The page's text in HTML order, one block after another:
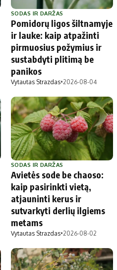
SODAS IR DARŽAS
Pomidorų ligos šiltnamyje
ir lauke: kaip atpažinti
pirmuosius požymius ir
sustabdyti plitimą be
panikos
Vytautas Strazdas•2026-08-04
SODAS IR DARŽAS
Avietės sode be chaoso:
kaip pasirinkti vietą,
atjauninti kerus ir
sutvarkyti derlių ilgiems
metams
Vytautas Strazdas•2026-08-02